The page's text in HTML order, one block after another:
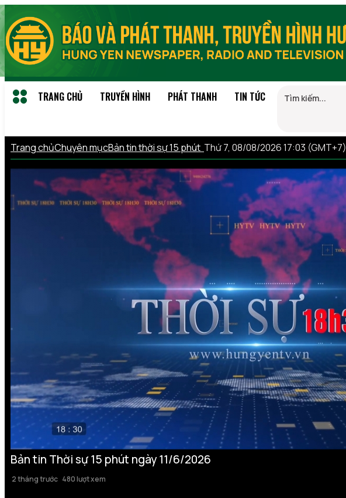
TRANG CHỦ TRUYỀN HÌNH PHÁT THANH TIN TỨC
Trang chủChuyên mụcBản tin thời sự 15 phút Thứ 7, 08/08/2026 17:03 (GMT+7)
Bản tin Thời sự 15 phút ngày 11/6/2026
2 tháng trước 480 lượt xem